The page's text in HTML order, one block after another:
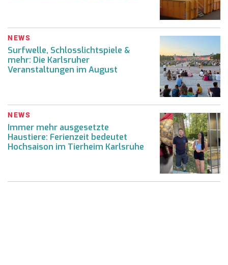
NEWS
Surfwelle, Schlosslichtspiele &
mehr: Die Karlsruher
Veranstaltungen im August
NEWS
Immer mehr ausgesetzte
Haustiere: Ferienzeit bedeutet
Hochsaison im Tierheim Karlsruhe